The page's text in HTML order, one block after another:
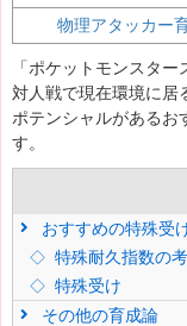
物理アタッカー
「ポケットモンスタ
対人戦で現在環境に居
ポテンシャルがあるお
す。
おすすめの特殊受
特殊耐久指数の
特殊受け
その他の育成論